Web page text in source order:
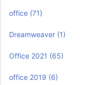
office (71)
Dreamweaver (1)
Office 2021 (65)
office 2019 (6)